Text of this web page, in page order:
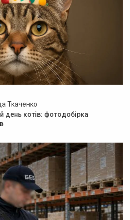
Ткаченко
день котів: фотодобірка